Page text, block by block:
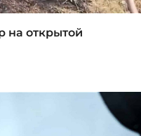
на открытой